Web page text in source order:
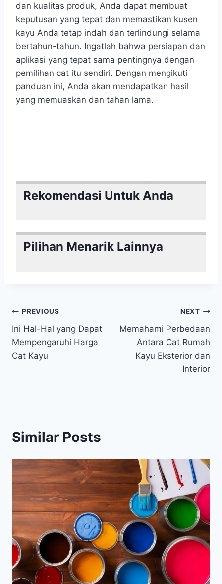
dan kualitas produk, Anda dapat membuat
keputusan yang tepat dan memastikan kusen
kayu Anda tetap indah dan terlindungi selama
bertahun-tahun. Ingatlah bahwa persiapan dan
aplikasi yang tepat sama pentingnya dengan
pemilihan cat itu sendiri. Dengan mengikuti
panduan ini, Anda akan mendapatkan hasil
yang memuaskan dan tahan lama.
Rekomendasi Untuk Anda
Pilihan Menarik Lainnya
Post
navigation
PREVIOUS
Ini Hal-Hal yang Dapat
Mempengaruhi Harga
Cat Kayu
NEXT
Memahami Perbedaan
Antara Cat Rumah
Kayu Eksterior dan
Interior
Similar Posts